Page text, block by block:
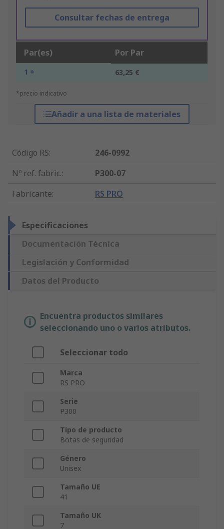
Consultar fechas de entrega
Par(es) Por Par
1 + 63,25 €
*precio indicativo
Añadir a una lista de materiales
Código RS:
246-0992
Nº ref. fabric.:
P300-07
Fabricante: RS PRO
Especificaciones
Documentación Técnica
Legislación y Conformidad
Datos del Producto
Encuentra productos similares
seleccionando uno o varios atributos.
Seleccionar todo
Marca
RS PRO
Serie
P300
Tipo de producto
Botas de seguridad
Género
Unisex
Tamaño UE
41
Tamaño UK
7